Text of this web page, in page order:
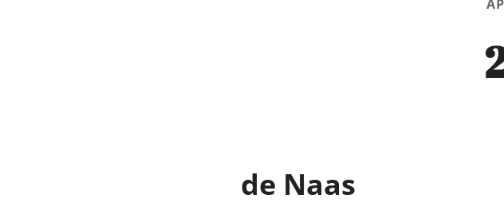
de Naas